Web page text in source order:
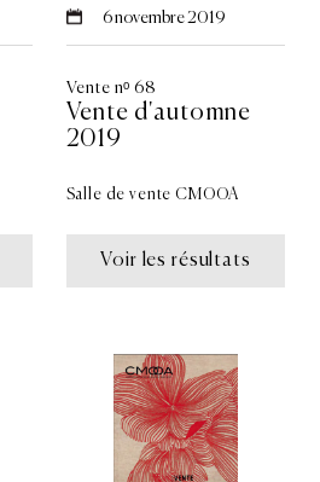
6novembre 2019
Vente nᵒ 68
Vente d'automne
2019
Salle de vente CMOOA
Voir les résultats